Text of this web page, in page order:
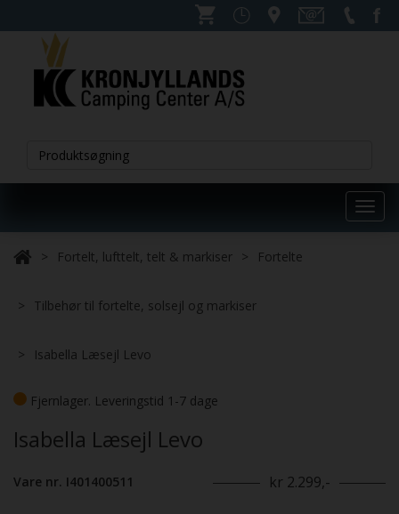
Fortelt, lufttelt, telt & markiser Fortelte
Tilbehør til fortelte, solsejl og markiser
Isabella Læsejl Levo
Fjernlager. Leveringstid 1-7 dage
Isabella Læsejl Levo
Vare nr. I401400511 kr 2.299,-